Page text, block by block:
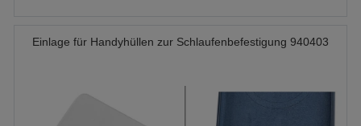
Einlage für Handyhüllen zur Schlaufenbefestigung 940403